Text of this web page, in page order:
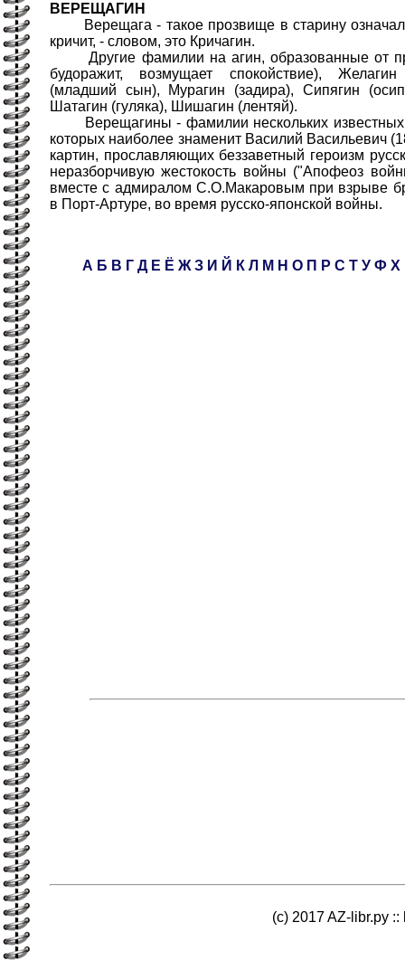
ВЕРЕЩАГИН
Верещага - такое прозвище в старину
кричит, - словом, это Кричагин.
Другие фамилии на агин, образованные от
будоражит, возмущает спокойствие),
(младший сын), Мурагин (задира), Сипягин
Шатагин (гуляка), Шишагин (лентяй).
Верещагины - фамилии нескольких известных
которых наиболее знаменит Василий Васильевич
картин, прославляющих беззаветный героизм
неразборчивую жестокость войны ("Апофеоз
вместе с адмиралом С.О.Макаровым при взрыве
в Порт-Артуре, во время русско-японской войны.
А Б В Г Д Е Ё Ж З И Й К Л М Н О П Р С Т У Ф Х
(c) 2017 AZ-libr.ру ::